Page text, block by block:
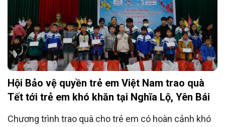
Hội Bảo vệ quyền trẻ em Việt Nam trao quà
Tết tới trẻ em khó khăn tại Nghĩa Lộ, Yên Bái
Chương trình trao quà cho trẻ em có hoàn cảnh khó